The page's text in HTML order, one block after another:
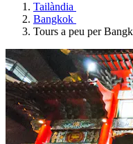
Tailàndia
Bangkok
Tours a peu per